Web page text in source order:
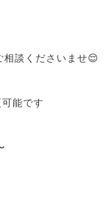
談くださいませ😌
能です